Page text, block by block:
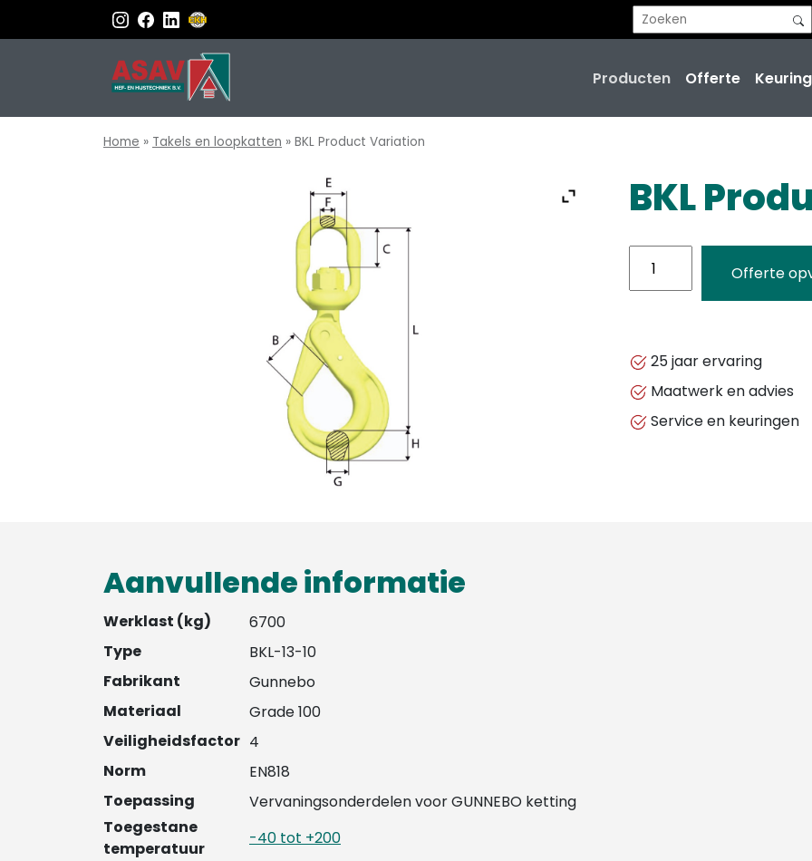
Producten Offerte
Home » Takels en loopkatten » BKL Product Variation
BKL
Offerte
25 jaar ervaring
Maatwerk en advies
Service en keuringen
Aanvullende informatie
Werklast (kg)
6700
Type
BKL-13-10
Fabrikant
Gunnebo
Materiaal
Grade 100
Veiligheidsfactor 4
Norm
EN818
Toepassing
Vervaningsonderdelen voor GUNNEBO ketting
Toegestane
temperatuur
-40 tot +200